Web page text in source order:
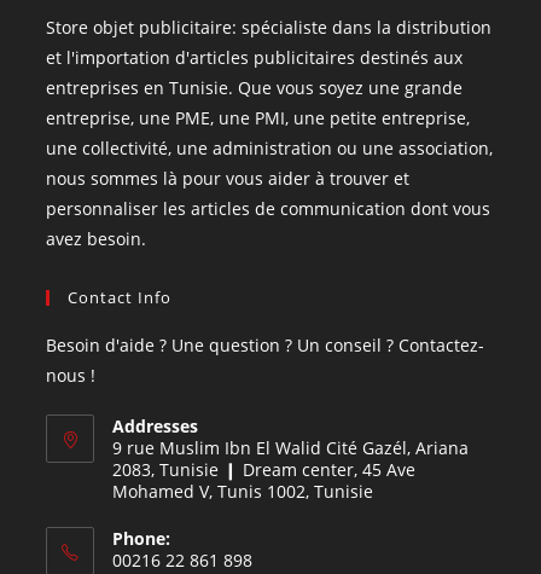
Store objet publicitaire: spécialiste dans la distribution
et l'importation d'articles publicitaires destinés aux
entreprises en Tunisie. Que vous soyez une grande
entreprise, une PME, une PMI, une petite entreprise,
une collectivité, une administration ou une association,
nous sommes là pour vous aider à trouver et
personnaliser les articles de communication dont vous
avez besoin.
Contact Info
Besoin d'aide ? Une question ? Un conseil ? Contactez-
nous !
Addresses
9 rue Muslim Ibn El Walid Cité Gazél, Ariana
2083, Tunisie ❙ Dream center, 45 Ave
Mohamed V, Tunis 1002, Tunisie
Phone:
00216 22 861 898